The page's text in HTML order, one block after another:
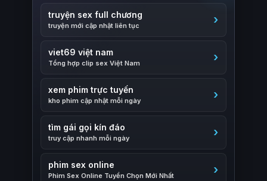
truyện sex full chương
truyện mới cập nhật liên tục
viet69 việt nam
Tổng hợp clip sex Việt Nam
xem phim trực tuyến
kho phim cập nhật mỗi ngày
tìm gái gọi kín đáo
truy cập nhanh mỗi ngày
phim sex online
Phim Sex Online Tuyển Chọn Mới Nhất